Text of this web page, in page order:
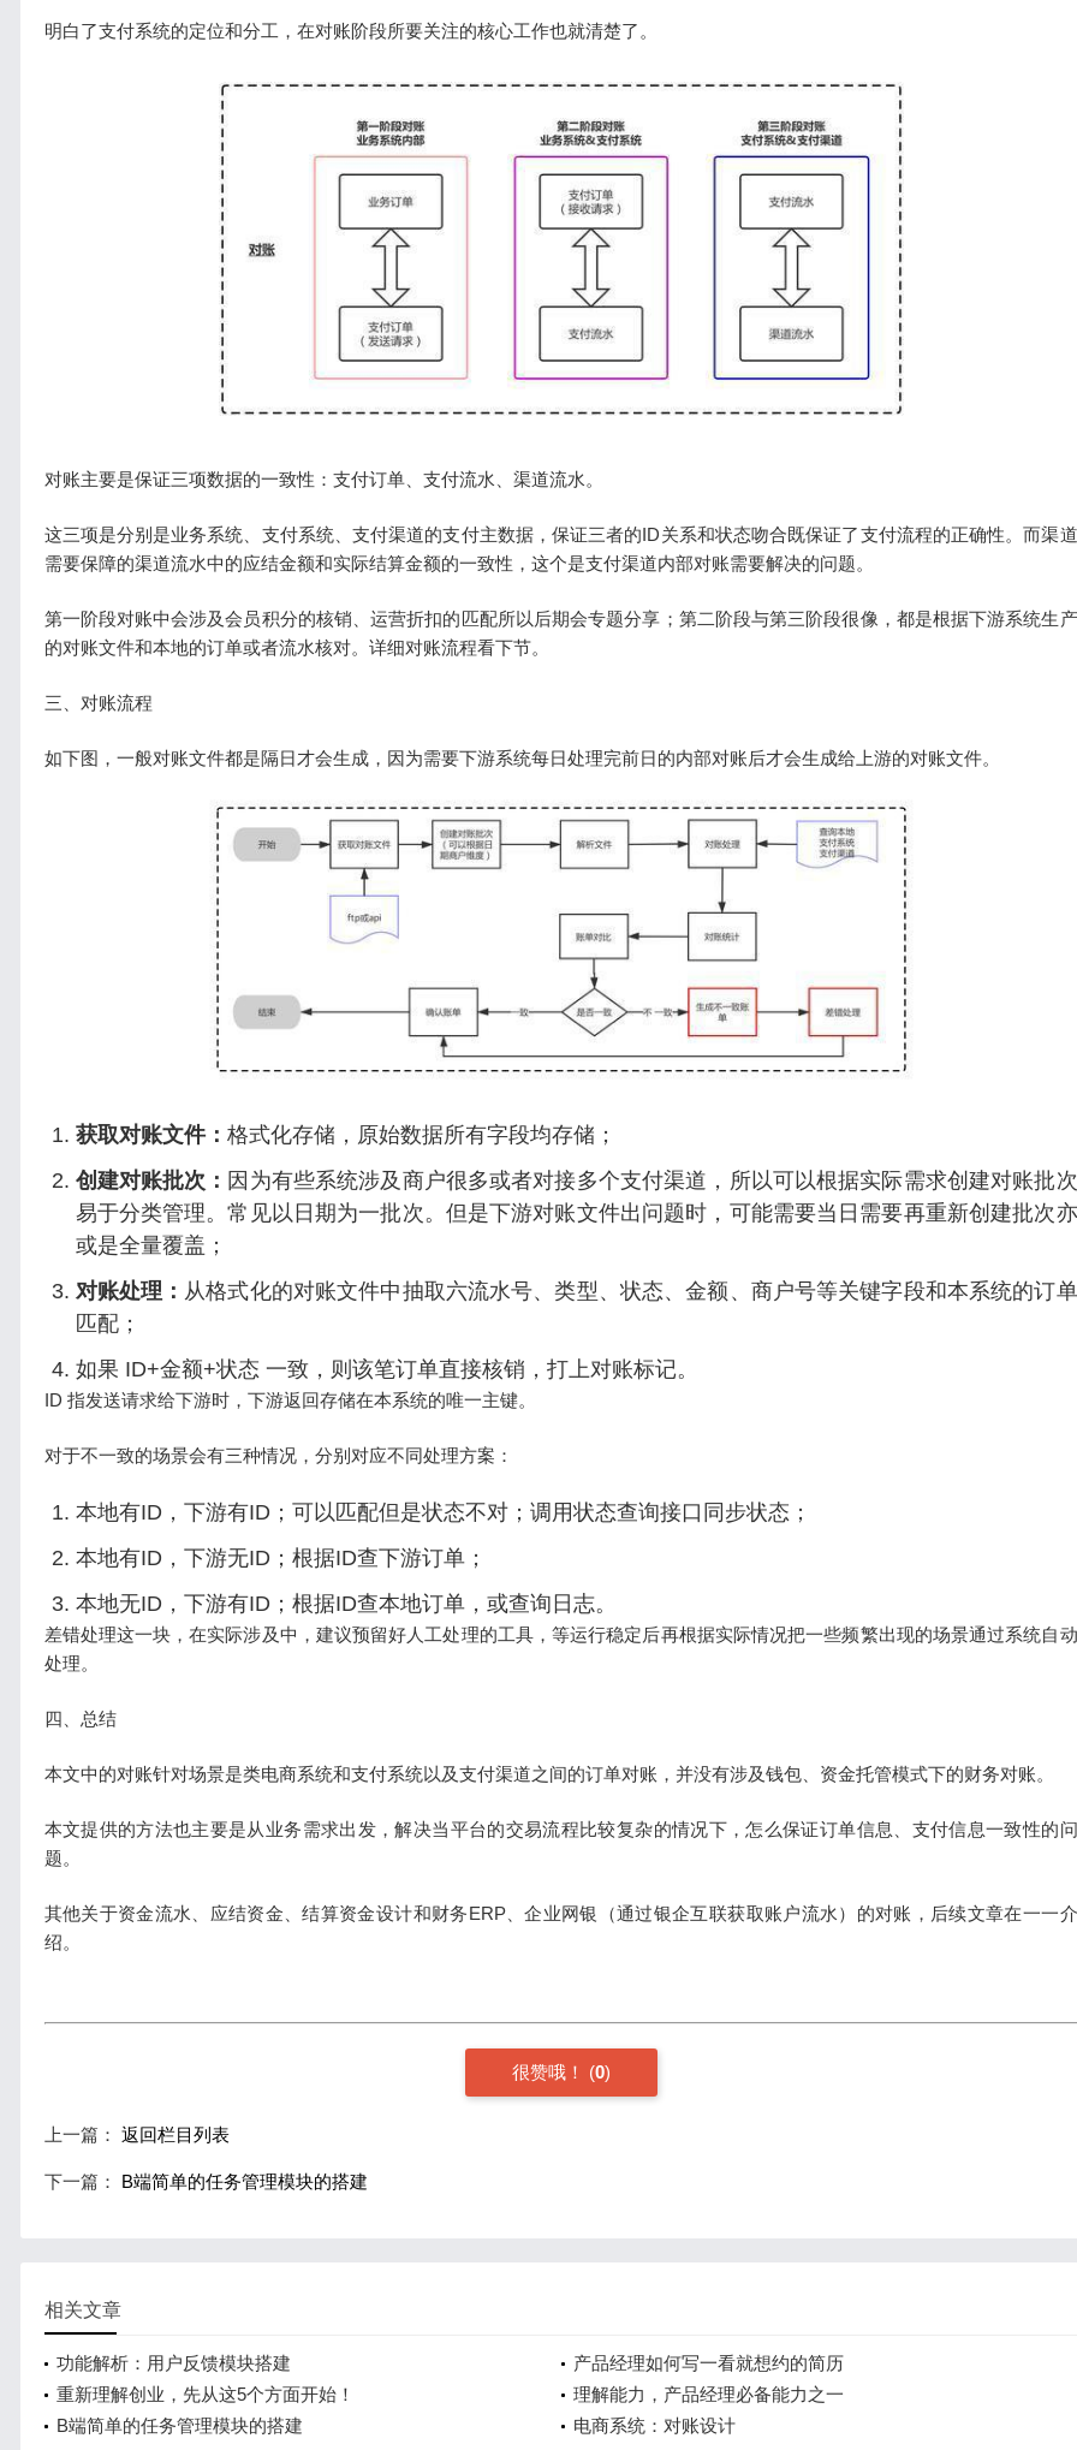
明白了支付系统的定位和分工，在对账阶段所要关注的核心工作也就清楚了。
对账主要是保证三项数据的一致性：支付订单、支付流水、渠道流水。
这三项是分别是业务系统、支付系统、支付渠道的支付主数据，保证三者的ID关系和状态吻合既保证了支付流程的正确性。而渠道
需要保障的渠道流水中的应结金额和实际结算金额的一致性，这个是支付渠道内部对账需要解决的问题。
第一阶段对账中会涉及会员积分的核销、运营折扣的匹配所以后期会专题分享；第二阶段与第三阶段很像，都是根据下游系统生产
的对账文件和本地的订单或者流水核对。详细对账流程看下节。
三、对账流程
如下图，一般对账文件都是隔日才会生成，因为需要下游系统每日处理完前日的内部对账后才会生成给上游的对账文件。
获取对账文件： 格式化存储，原始数据所有字段均存储；
创建对账批次： 因为有些系统涉及商户很多或者对接多个支付渠道，所以可以根据实际需求创建对账批次
易于分类管理。常见以日期为一批次。但是下游对账文件出问题时，可能需要当日需要再重新创建批次亦
或是全量覆盖；
对账处理： 从格式化的对账文件中抽取六流水号、类型、状态、金额、商户号等关键字段和本系统的订单
匹配；
如果 ID+金额+状态 一致，则该笔订单直接核销，打上对账标记。
ID 指发送请求给下游时，下游返回存储在本系统的唯一主键。
对于不一致的场景会有三种情况，分别对应不同处理方案：
本地有ID，下游有ID；可以匹配但是状态不对；调用状态查询接口同步状态；
本地有ID，下游无ID；根据ID查下游订单；
本地无ID，下游有ID；根据ID查本地订单，或查询日志。
差错处理这一块，在实际涉及中，建议预留好人工处理的工具，等运行稳定后再根据实际情况把一些频繁出现的场景通过系统自动
处理。
四、总结
本文中的对账针对场景是类电商系统和支付系统以及支付渠道之间的订单对账，并没有涉及钱包、资金托管模式下的财务对账。
本文提供的方法也主要是从业务需求出发，解决当平台的交易流程比较复杂的情况下，怎么保证订单信息、支付信息一致性的问
题。
其他关于资金流水、应结资金、结算资金设计和财务ERP、企业网银（通过银企互联获取账户流水）的对账，后续文章在一一介
绍。
很赞哦！ (0)
上一篇： 返回栏目列表
下一篇： B端简单的任务管理模块的搭建
相关文章
功能解析：用户反馈模块搭建
产品经理如何写一看就想约的简历
重新理解创业，先从这5个方面开始！
理解能力，产品经理必备能力之一
B端简单的任务管理模块的搭建
电商系统：对账设计